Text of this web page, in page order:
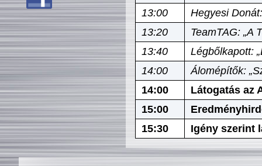
13:00
Hegyesi
13:20
TeamTAG: „A
13:40
Légbőlkapott:
14:00
Álomépítők:
14:00
Látogatás az
15:00
15:30
Igény szerint